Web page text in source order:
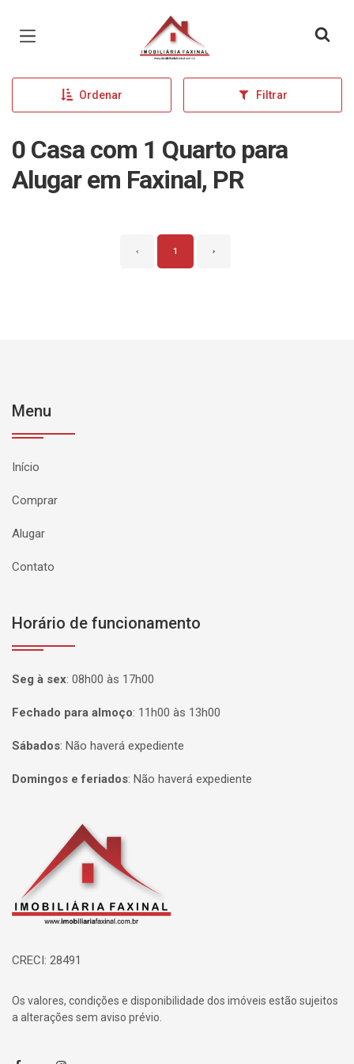
Página inicial
Ordenar Filtrar
0 Casa com 1 Quarto para
Alugar em Faxinal, PR
‹ 1 ›
Menu
Início
Comprar
Alugar
Contato
Horário de funcionamento
Seg à sex: 08h00 às 17h00
Fechado para almoço: 11h00 às 13h00
Sábados: Não haverá expediente
Domingos e feriados: Não haverá expediente
Página inicial
CRECI: 28491
Os valores, condições e disponibilidade dos imóveis estão sujeitos
a alterações sem aviso prévio.